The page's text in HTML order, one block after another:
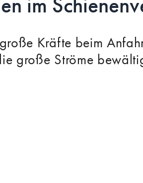
Kräfte beim
große Ströme